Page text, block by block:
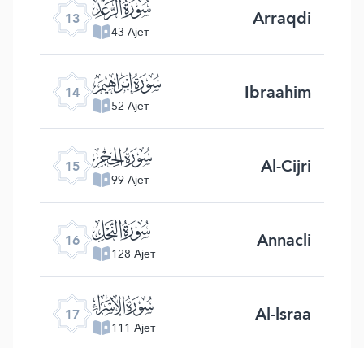
13 ﮙ
43 Ајет Arraqdi
14 ﮚ
52 Ајет Ibraahim
15 ﮛ
99 Ајет Al-Cijri
16 ﮜ
128 Ајет Annacli
17 ﮝ
111 Ајет Al-lsraa